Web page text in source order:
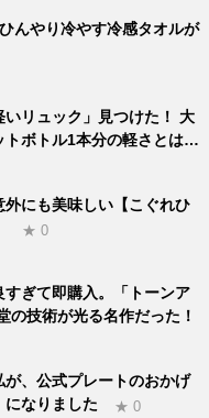
んやり冷やす冷感タオルが
リュック」見つけた！ 大
トボトル1本分の軽さとは…
にも美味しい【こぐれひ
★ 0
ぎて即購入。「トーンア
の技術が光る名作だった！
、公式プレートのおかげ
になりました
★ 0